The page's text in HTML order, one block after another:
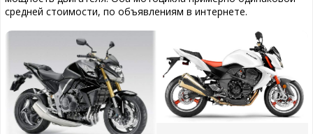
средней стоимости, по объявлениям в интернете.